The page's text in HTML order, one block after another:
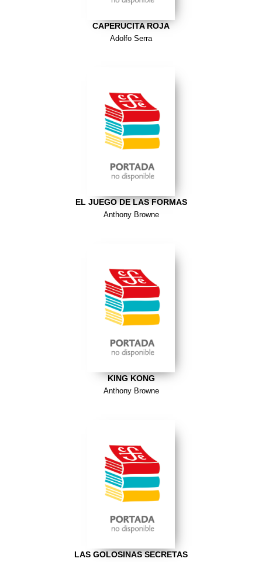
CAPERUCITA ROJA
Adolfo Serra
EL JUEGO DE LAS FORMAS
Anthony Browne
KING KONG
Anthony Browne
LAS GOLOSINAS SECRETAS